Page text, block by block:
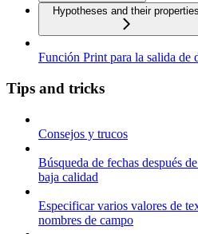
Hypotheses and their properties
Función Print para la salida de
Tips and tricks
Consejos y trucos
Búsqueda de fechas después
baja calidad
Especificar varios valores de
nombres de campo